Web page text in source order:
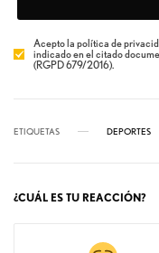
Acepto la política de
indicado en el citado
(RGPD 679/2016).
ETIQUETAS DEPORTES
¿CUÁL ES TU REACCIÓN?